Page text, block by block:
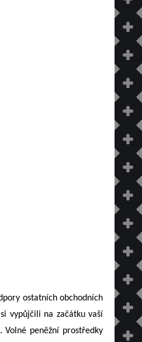
ostatních obchodních
vypůjčili na začátku vaší
peněžní prostředky